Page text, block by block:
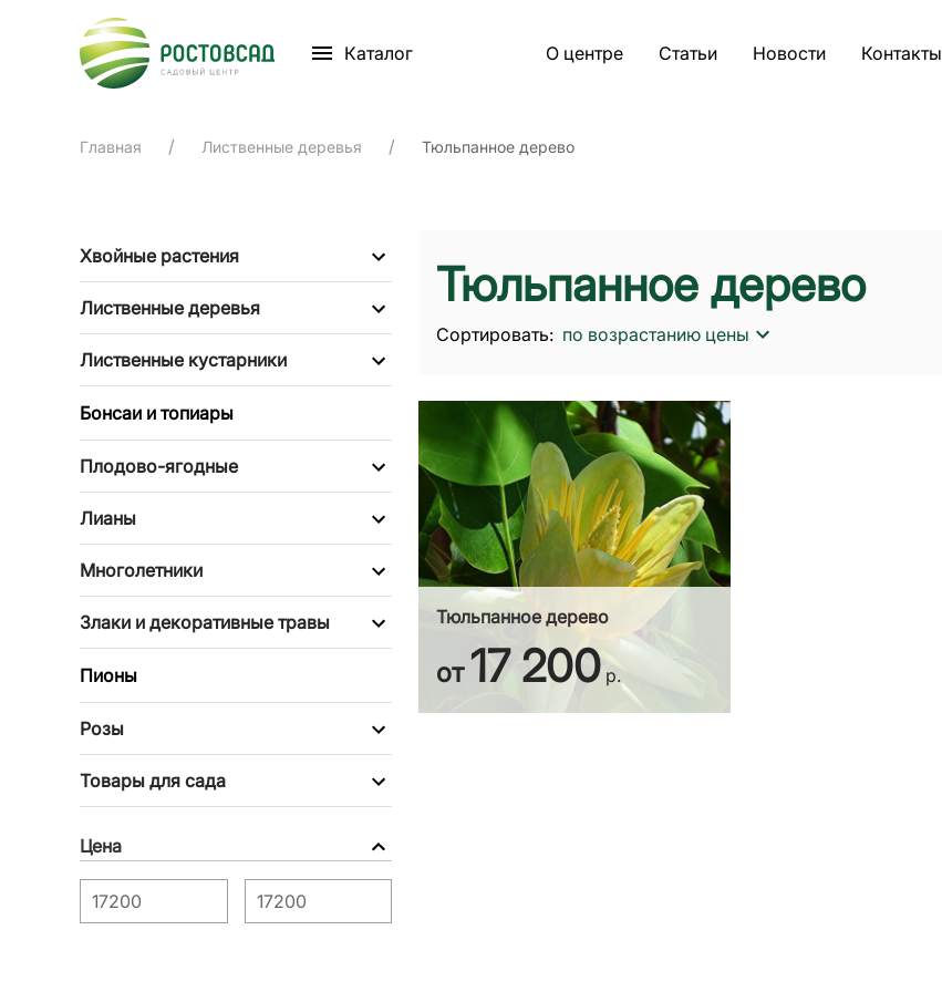
Каталог О центре Статьи Новости Контакты
Главная Лиственные деревья Тюльпанное дерево
Хвойные растения
Лиственные деревья
Лиственные кустарники
Бонсаи и топиары
Плодово-ягодные
Лианы
Многолетники
Злаки и декоративные травы
Пионы
Розы
Товары для сада
Цена
Тюльпанное дерево
Сортировать: по возрастанию цены
Тюльпанное дерево
от 17 200 р.